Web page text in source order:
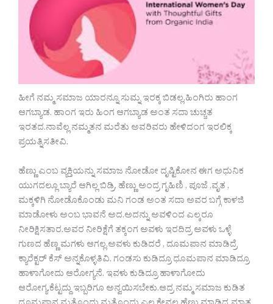
ಹೀಗೆ ನಮ್ಮ ಸಮಾಜ ಯಾರನ್ನೂ ಸುಮ್ನ ಇರಕ್ಕ ಬಿಡಲ್ಲ.ಹಿಂಗಿರು ಹಾಂಗ
ಆಗಬ್ಯಾಡ. ಹಾಂಗ ಇರು ಹಿಂಗ ಆಗಬ್ಯಾಡ ಅಂತ ಸದಾ ಚುಚ್ಚತ
ಇರತದ.ನಾವೆಲ್ಲ ನಮ್ಮತನ ಮರೆತು ಅವರಿವರು ಹೇಳಿದಂಗ ಇರಲಿಕ್ಕ
ಪ್ರಯತ್ನಿಸತೀವಿ.
ಹೆಣ್ಣು ಎಂಬ ವ್ಯಕ್ತಿಯನ್ನು ಸಮಾಜ ನೋಡೋ ದೃಷ್ಟಿಕೋನ ಈಗ ಅಧುನಿಕ
ಯುಗದಲ್ಲೂ ಬ್ಯಾರೆ ಆಗಿಲ್ಲ ಬಿಡ್ರಿ. ಹೆಣ್ಣು ಅಂದ್ರ ಗೃಹಿಣಿ , ಪೂಜೆ ,ವೃತ ,
ಮಕ್ಕಳಿಗಿ ನೋಡೊಕೊಂಡು ಮನಿ ಗಂಡ ಅಂತ ಸದಾ ಅವರ ಬಗ್ಗೆ ಕಾಳಜಿ
ಮಾಡೋಳು ಅಂಬ ಭಾವನೆ ಅದ.ಅದನ್ನು ಅವಳಿಂದ ಎಲ್ಕರೂ
ನೀರಿಕ್ಷಿಸತಾರ.ಅವರ ನೀರಿಕ್ಷೆಗೆ ತಕ್ಕಂಗ ಅವಳು ಇರದಿದ್ರ ಅವಳು ಒಳ್ಳೆ
ಗುಣದ ಹೆಣ್ಣ ಮಗಳು ಆಗಲ್ಲ.ಅವಳು ಕುಡಿದರೆ , ದೂಮಪಾನ ಮಾಡಿದ್ರೆ
ಕ್ಯಾರೆಕ್ಟರ್ ಕೆಸ್ ಅನ್ನಕೊಳ್ಳತಿವಿ. ಗಂಡಸು ಕುಡಿದ್ರೂ ಧೂಮಪಾನ ಮಾಡಿದ್ರೂ
ಹಾಳಾಗೋದು ಆರೋಗ್ಯನೆ. ಇವಳು ಕುಡಿದ್ರೂ ಹಾಳಾಗೋದು
ಆರೋಗ್ಯ.ಕೆಟ್ಟದ್ದು ಇಬ್ಬರಿಗೂ ಅನ್ವಯಿಸಬೇಕು.ಆದ್ರ ನಮ್ಮ ಸಮಾಜ ಕುಡಿತ